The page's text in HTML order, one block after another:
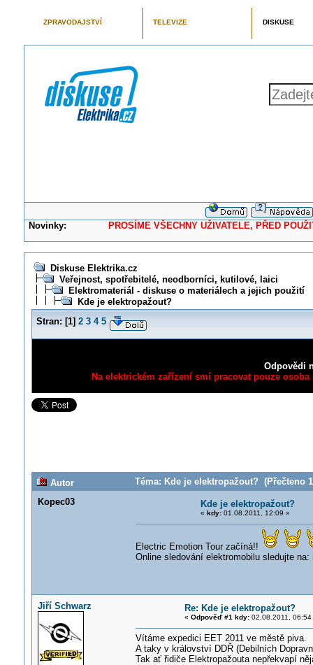
ZPRAVODAJSTVÍ TELEVIZE DISKUSE
Novinky: PROSÍME VŠECHNY UŽIVATELE, PŘED
Diskuse Elektrika.cz
Veřejnost, spotřebitelé, neodborníci, kutilové, laici
Elektromateriál - diskuse o materiálech a jejich použití
Kde je elektropažout?
Stran: [1] 2 3 4 5
Odpovědi
Na elektrickém zařízení smí pracovat pouze
Autor
Téma: Kde je elektropažout? (Přečteno
Kopec03
Kde je elektropažout?
« kdy:01.08.2011, 12:09 »
Electric Emotion Tour začíná!!
Online sledování elektromobilu sledujte na:
Jiří Schwarz Re: Kde je elektropažout?
« Odpověď #1 kdy:02.08.2011, 06:54
Vítáme expedici EET 2011 ve městě piva.
A taky v království DDŘ (Debilních
Tak ať řidiče Elektropažouta nepřekvapí